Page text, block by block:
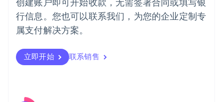
行信息。您也可以联系我们，为您的企业定制专
属支付解决方案。
立即开始 联系销售
葡萄牙
PortuguêsEnglish
日本
瑞典
Svenska English
瑞士
English